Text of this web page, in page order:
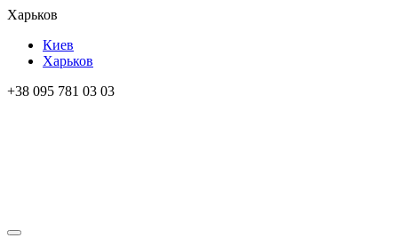
Харьков
Киев
Харьков
+38 095 781 03 03